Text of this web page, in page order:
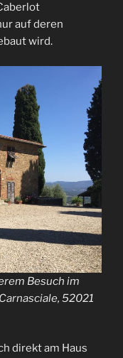
auf deren
wird.
Besuch im
52021
direkt am Haus